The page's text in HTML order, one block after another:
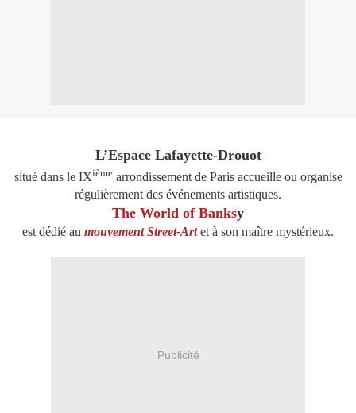
L’Espace Lafayette-Drouot
situé dans le IXièmearrondissement de Paris accueille ou organise
régulièrement des événements artistiques.
The World of Banksy
est dédié au mouvement Street-Artet à son maître mystérieux.
Publicité